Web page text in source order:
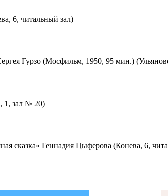
6, читальный зал)
Гурзо (Мосфильм, 1950, 95 мин.)
1, зал № 20)
сказка» Геннадия Цыферова (Конева, 6,